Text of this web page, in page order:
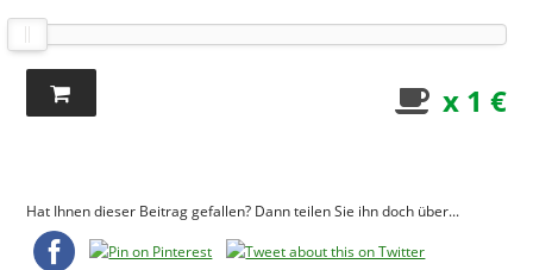
x 1 €
Hat Ihnen dieser Beitrag gefallen? Dann teilen Sie ihn doch über...